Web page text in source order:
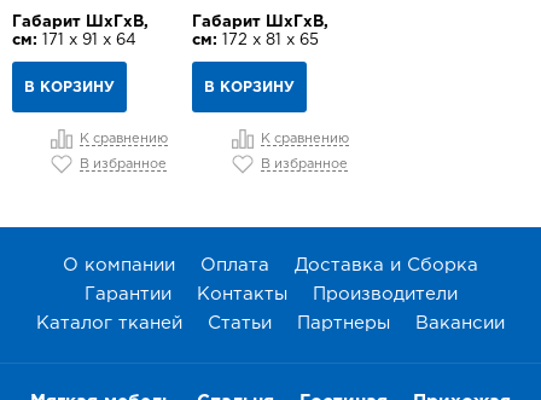
Габарит ШхГхВ,
см: 171 х 91 х 64
В КОРЗИНУ
К сравнению
В избранное
Габарит ШхГхВ,
см:
172 х 81 х 65
В КОРЗИНУ
К сравнению
В избранное
О компании Оплата
Доставка и Сборка
Гарантии
Контакты
Производители
Каталог тканей
Статьи Партнеры Вакансии